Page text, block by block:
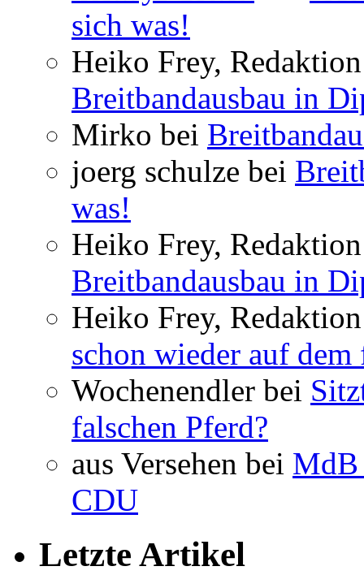
sich was!
Heiko Frey,
Breitbandausbau in
Mirko bei
joerg schulze bei
was!
Heiko Frey,
Breitbandausbau in
Heiko Frey,
schon wieder auf dem
Wochenendler bei
falschen Pferd?
aus Versehen bei MdB
CDU
Letzte Artikel